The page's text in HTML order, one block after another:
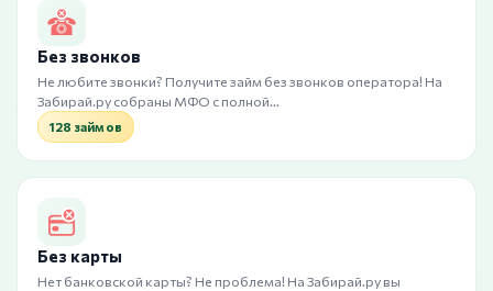
Без звонков
Не любите звонки? Получите займ без звонков оператора! На
Забирай.ру собраны МФО с полной…
128 займов
Без карты
Нет банковской карты? Не проблема! На Забирай.ру вы